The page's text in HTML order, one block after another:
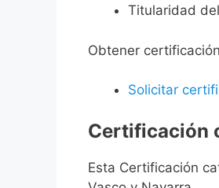
Titularidad
Obtener
Solicitar
Certificación
Esta Certificación